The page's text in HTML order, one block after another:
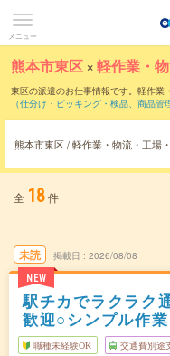
メニュー
熊本市東区 ×軽作業・
東区の派遣のお仕事情報です。軽作業
（仕分け・ピッキング・検品、商品管
熊本市東区 / 軽作業・物流・工場
全 18件
未読
NEW
掲載日 2026/08/08
駅チカでラクラク
歓迎○シンプル作業
職種未経験OK 交通費別途